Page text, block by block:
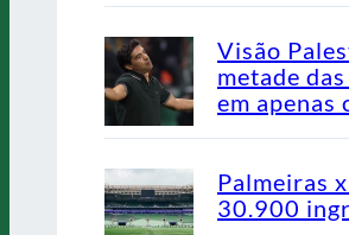
Visão
metade
em apenas
Palmeiras
30.900